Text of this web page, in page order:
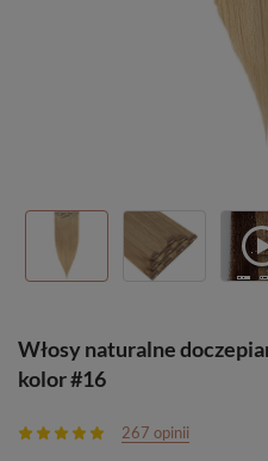
Włosy naturalne
kolor #16
267 opinii